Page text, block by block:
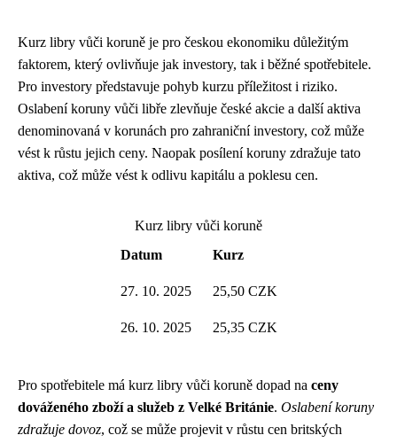
Kurz libry vůči koruně je pro českou ekonomiku důležitým
faktorem, který ovlivňuje jak investory, tak i běžné spotřebitele.
Pro investory představuje pohyb kurzu příležitost i riziko.
Oslabení koruny vůči libře zlevňuje české akcie a další aktiva
denominovaná v korunách pro zahraniční investory, což může
vést k růstu jejich ceny. Naopak posílení koruny zdražuje tato
aktiva, což může vést k odlivu kapitálu a poklesu cen.
Kurz libry vůči koruně
Datum
Kurz
27. 10. 2025 25,50 CZK
26. 10. 2025 25,35 CZK
Pro spotřebitele má kurz libry vůči koruně dopad na ceny
dováženého zboží a služeb z Velké Británie. Oslabení koruny
zdražuje dovoz, což se může projevit v růstu cen britských